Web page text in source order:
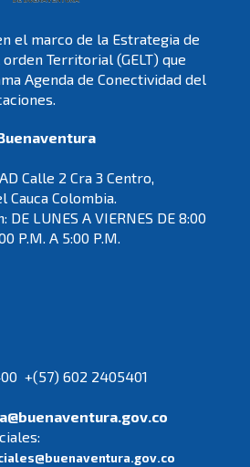
el marco de la Estrategia de
Territorial (GELT) que
Agenda de Conectividad del
Calle 2 Cra 3 Centro,
Cauca Colombia.
LUNES A VIERNES DE 8:00
P.M. A 5:00 P.M.
+(57) 602 2405401